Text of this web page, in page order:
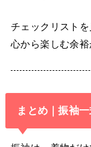
チェックリスト
心から楽しむ余裕
まとめ｜振袖